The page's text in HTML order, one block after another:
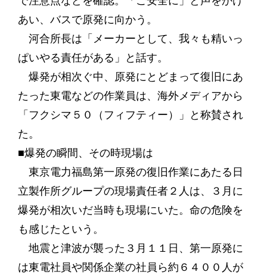
あい、バスで原発に向かう。
河合所長は「メーカーとして、我々も精いっ
ぱいやる責任がある」と話す。
爆発が相次ぐ中、原発にとどまって復旧にあ
たった東電などの作業員は、海外メディアから
「フクシマ５０（フィフティー）」と称賛され
た。
■爆発の瞬間、その時現場は
東京電力福島第一原発の復旧作業にあたる日
立製作所グループの現場責任者２人は、３月に
爆発が相次いだ当時も現場にいた。命の危険を
も感じたという。
地震と津波が襲った３月１１日、第一原発に
は東電社員や関係企業の社員ら約６４００人が